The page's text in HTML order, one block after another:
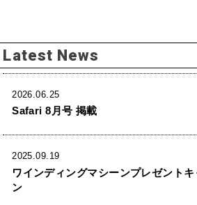
Latest News
2026.06.25
Safari 8月号 掲載
2025.09.19
ワインディングマシーンプレゼント
ン